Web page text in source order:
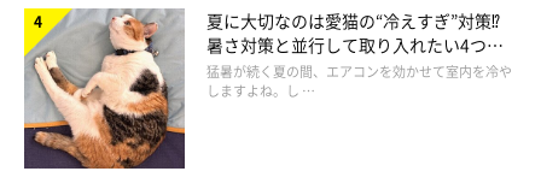
飼い主さんがトイレに入ると、おちゃまるくんはあのように“差
し入れ”をしてくることがたまにあるのだそう。飼い主さんはそ
の様子を撮影するためにトイレの中でスマホを構えていたとこ
ろ、今回あの写真が撮れたといいます。
夏に大切なのは愛猫の“冷えすぎ”対策⁉
暑さ対策と並行して取り入れたい4つの
工夫
猛暑が続く夏の間、エアコンを効かせて室内を冷や
しますよね。し …